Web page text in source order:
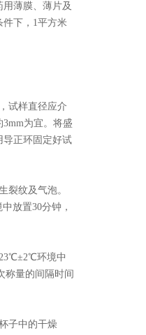
薄膜、薄片及
下，1平方米
试样直径应介
为宜。将盛
导正环固定好试
纹及气泡。
放置30分钟，
环境中
称量的间隔时间
子中的干燥